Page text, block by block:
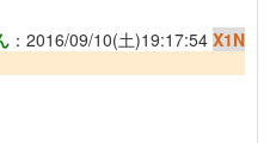
： 2016/09/10(土)19:17:54 X1N